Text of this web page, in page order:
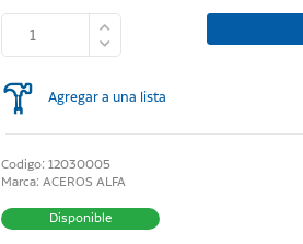
Agregar a una lista
Codigo: 12030005
Marca: ACEROS ALFA
Disponible